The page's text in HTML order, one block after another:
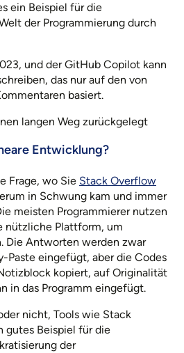
ein Beispiel für die
der Programmierung durch
und der GitHub Copilot kann
das nur auf den von
basiert.
langen Weg zurückgelegt
Entwicklung?
Frage, wo Sie Stack Overflow
in Schwung kam und immer
meisten Programmierer nutzen
nützliche Plattform, um
Die Antworten werden zwar
Paste eingefügt, aber die Codes
kopiert, auf Originalität
in das Programm eingefügt.
nicht, Tools wie Stack
gutes Beispiel für die
der